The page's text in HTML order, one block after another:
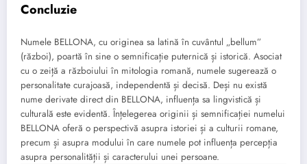
Concluzie
Numele BELLONA, cu originea sa latină în cuvântul „bellum”
(război), poartă în sine o semnificație puternică și istorică. Asociat
cu o zeiță a războiului în mitologia romană, numele sugerează o
personalitate curajoasă, independentă și decisă. Deși nu există
nume derivate direct din BELLONA, influența sa lingvistică și
culturală este evidentă. Înțelegerea originii și semnificației numelui
BELLONA oferă o perspectivă asupra istoriei și a culturii romane,
precum și asupra modului în care numele pot influența percepția
asupra personalității și caracterului unei persoane.